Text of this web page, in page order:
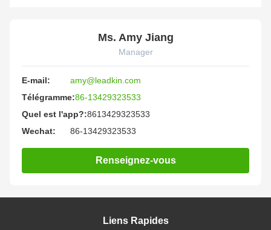
Ms. Amy Jiang
Manager
E-mail:
amy@leadkin.com
Télégramme:86-13429323533
Quel est l'app?:8613429323533
Wechat:
86-13429323533
Renseignez-vous
Liens Rapides